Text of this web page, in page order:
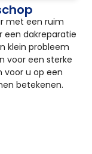
met een ruim
een dakreparatie
klein probleem
voor een sterke
voor u op een
betekenen.